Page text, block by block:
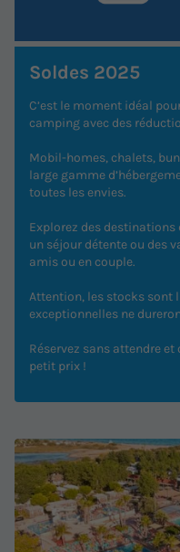
Soldes 2025
C’est le moment idéal
camping avec des
Mobil-homes, chalets,
large gamme
toutes les envies.
Explorez des destinations
un séjour détente ou des
amis ou en couple.
Attention, les stocks sont
exceptionnelles ne
Réservez sans attendre
petit prix !